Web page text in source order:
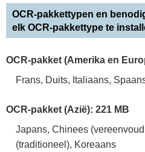
OCR-pakkettypen en
elk OCR-pakkettype te
OCR-pakket (Amerika en
Frans, Duits, Italiaans,
OCR-pakket (Azië): 221 MB
Japans, Chinees
(traditioneel), Koreaans